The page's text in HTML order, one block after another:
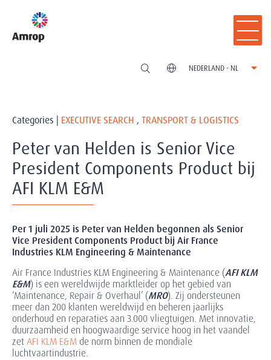
NEDERLAND - NL
Categories | EXECUTIVE SEARCH , TRANSPORT & LOGISTICS
Peter van Helden is Senior Vice
President Components Product bij
AFI KLM E&M
Per 1 juli 2025 is Peter van Helden begonnen als Senior
Vice President Components Product bij Air France
Industries KLM Engineering & Maintenance
Air France Industries KLM Engineering & Maintenance (AFI KLM
E&M) is een wereldwijde marktleider op het gebied van
‘Maintenance, Repair & Overhaul’ (MRO). Zij ondersteunen
meer dan 200 klanten wereldwijd en beheren jaarlijks
onderhoud en reparaties aan 3.000 vliegtuigen. Met innovatie,
duurzaamheid en hoogwaardige service hoog in het vaandel
zet AFI KLM E&M de norm binnen de mondiale
luchtvaartindustrie.